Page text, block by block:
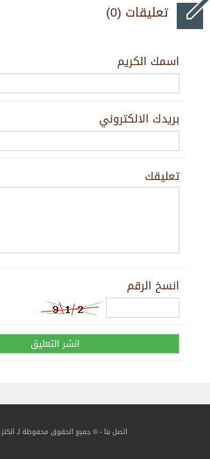
تعليقات (0)
اسمك الكريم
بريدك الالكتروني
تعليقك
انسخ الرقم
اتصل بنا - © جميع الحقوق محفوظة لـ الكنز 2026